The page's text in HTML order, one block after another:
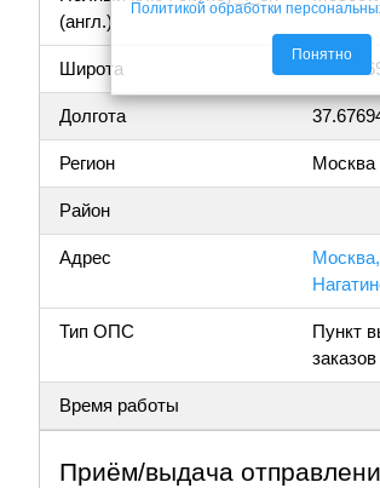
(англ.)
Широта
Долгота
Регион Москва
Район
Адрес
Тип ОПС
Пункт
заказов
Время работы
Приём/выдача
Политикой обработки
Понятно